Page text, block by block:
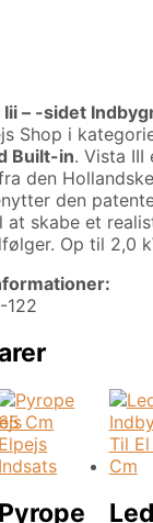
Iii – -sidet
Shop i
Built-in. Vista III
den
den
skabe et
Op til 2,0
122
Pyrope